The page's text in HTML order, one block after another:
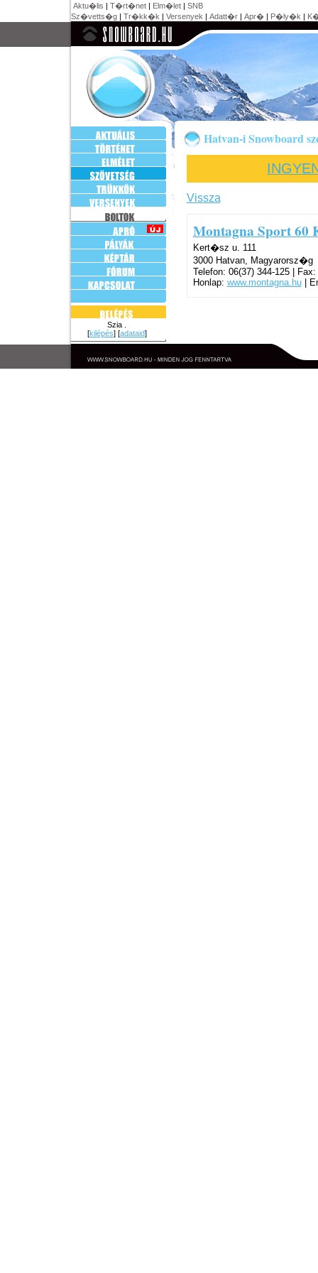
Aktu�lis | T�rt�net | Elm�let | SNB
Sz�vetts�g | Tr�kk�k | Versenyek | Adatt�r | Apr� | P�ly�k |
Szia .
[kilépés] [adataid]
Hatvan-i Snowboard
Vissza
Montagna Sport 60
Kert�sz u. 111
3000 Hatvan, Magyarorsz�g
Telefon: 06(37) 344-125 |
Honlap: www.montagna.hu|